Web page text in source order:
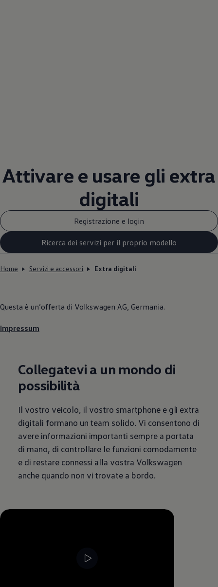
Attivare e usare gli extra
digitali
Registrazione e login
Ricerca dei servizi per il proprio modello
Home Servizi e accessori Extra digitali
Questa è un’offerta di Volkswagen AG, Germania.
Impressum
Collegatevi a un mondo di
possibilità
Il vostro veicolo, il vostro smartphone e gli extra
digitali formano un team solido. Vi consentono di
avere informazioni importanti sempre a portata
di mano, di controllare le funzioni comodamente
e di restare connessi alla vostra Volkswagen
anche quando non vi trovate a bordo.